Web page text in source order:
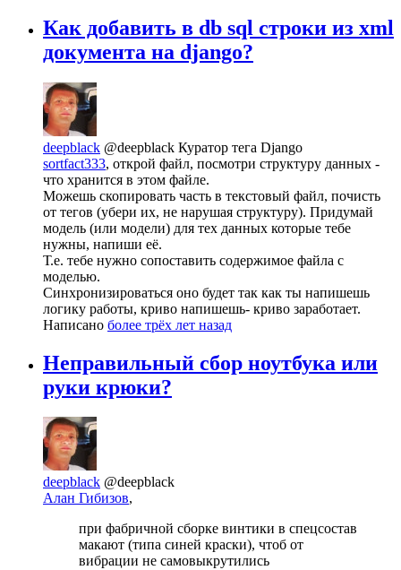
Как добавить в db sql строки из xml
документа на django?
deepblack @deepblack Куратор тега Django
sortfact333, открой файл, посмотри структуру данных -
что хранится в этом файле.
Можешь скопировать часть в текстовый файл, почисть
от тегов (убери их, не нарушая структуру). Придумай
модель (или модели) для тех данных которые тебе
нужны, напиши её.
Т.е. тебе нужно сопоставить содержимое файла с
моделью.
Синхронизироваться оно будет так как ты напишешь
логику работы, криво напишешь- криво заработает.
Написано более трёх лет назад
Неправильный сбор ноутбука или
руки крюки?
deepblack @deepblack
Алан Гибизов,
при фабричной сборке винтики в спецсостав
макают (типа синей краски), чтоб от
вибрации не самовыкрутились